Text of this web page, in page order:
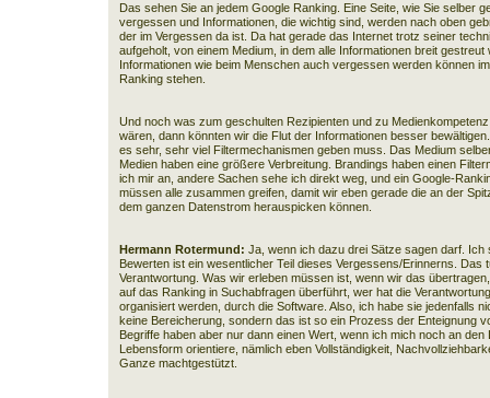
Das sehen Sie an jedem Google Ranking. Eine Seite, wie Sie selber
vergessen und Informationen, die wichtig sind, werden nach oben
der im Vergessen da ist. Da hat gerade das Internet trotz seiner
aufgeholt, von einem Medium, in dem alle Informationen breit
Informationen wie beim Menschen auch vergessen werden können
Ranking stehen.
Und noch was zum geschulten Rezipienten und zu
wären, dann könnten wir die Flut der Informationen besser
es sehr, sehr viel Filtermechanismen geben muss. Das Medium
Medien haben eine größere Verbreitung. Brandings haben einen
ich mir an, andere Sachen sehe ich direkt weg, und ein Google-
müssen alle zusammen greifen, damit wir eben gerade die an der
dem ganzen Datenstrom herauspicken können.
Hermann Rotermund: Ja, wenn ich dazu drei Sätze sagen darf. Ich
Bewerten ist ein wesentlicher Teil dieses Vergessens/Erinnerns. Das
Verantwortung. Was wir erleben müssen ist, wenn wir das
auf das Ranking in Suchabfragen überführt, wer hat die
organisiert werden, durch die Software. Also, ich habe sie jedenfalls
keine Bereicherung, sondern das ist so ein Prozess der Enteignung
Begriffe haben aber nur dann einen Wert, wenn ich mich noch an
Lebensform orientiere, nämlich eben Vollständigkeit,
Ganze machtgestützt.